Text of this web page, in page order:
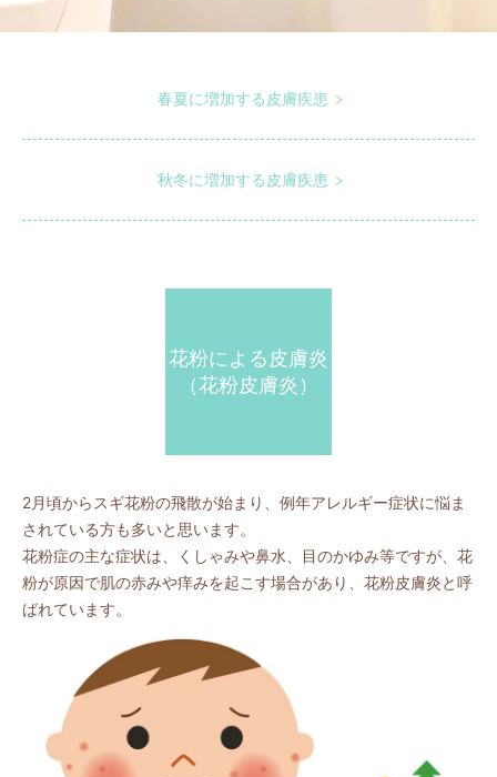
春夏に増加する皮膚疾患
秋冬に増加する皮膚疾患
花粉による皮膚炎
（花粉皮膚炎）
2月頃からスギ花粉の飛散が始まり、例年アレルギー症状に悩ま
されている方も多いと思います。
花粉症の主な症状は、くしゃみや鼻水、目のかゆみ等ですが、花
粉が原因で肌の赤みや痒みを起こす場合があり、花粉皮膚炎と呼
ばれています。